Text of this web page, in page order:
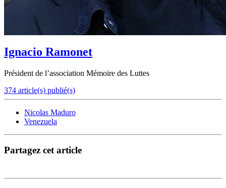
Ignacio Ramonet
Président de l’association Mémoire des Luttes
374 article(s) publié(s)
Nicolas Maduro
Venezuela
Partagez cet article